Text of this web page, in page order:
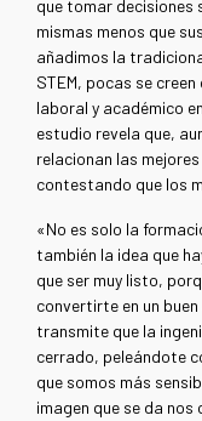
que tomar decisiones
mismas menos que
añadimos la
STEM, pocas se
laboral y académico
estudio revela que,
relacionan las
contestando que los
«No es solo la
también la idea que
que ser muy listo,
convertirte en un
transmite que la
cerrado, peleándote
que somos más
imagen que se da nos